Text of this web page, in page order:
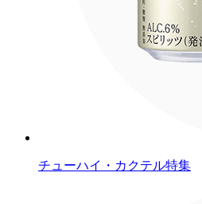
チューハイ・カクテル特集